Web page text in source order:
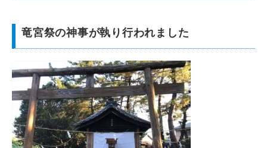
竜宮祭の神事が執り行われました